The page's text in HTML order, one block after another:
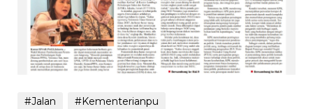
#Jalan #Kementerianpu